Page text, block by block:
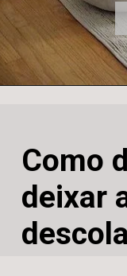
Como
deixar